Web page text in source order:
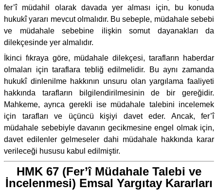
fer’î müdahil olarak davada yer alması için, bu konuda
hukukî yararı mevcut olmalıdır. Bu sebeple, müdahale sebebi
ve müdahale sebebine ilişkin somut dayanakları da
dilekçesinde yer almalıdır.
İkinci fıkraya göre, müdahale dilekçesi, tarafların haberdar
olmaları için taraflara tebliğ edilmelidir. Bu aynı zamanda
hukukî dinlenilme hakkının unsuru olan yargılama faaliyeti
hakkında tarafların bilgilendirilmesinin de bir gereğidir.
Mahkeme, ayrıca gerekli ise müdahale talebini incelemek
için tarafları ve üçüncü kişiyi davet eder. Ancak, fer’î
müdahale sebebiyle davanın gecikmesine engel olmak için,
davet edilenler gelmeseler dahi müdahale hakkında karar
verileceği hususu kabul edilmiştir.
HMK 67 (Fer’î Müdahale Talebi ve
İncelenmesi) Emsal Yargıtay Kararları